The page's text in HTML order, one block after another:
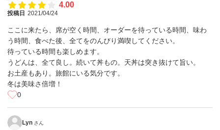
4.00
投稿日 2021/04/24
ここに来たら、席が空く時間、オーダーを待っている時間、味わ
う時間、食べた後、全てをのんびり満喫してください。
待っている時間も楽しめます。
うどんは、全て良し。続いて丼もの。天丼は突き抜けて旨い。
お土産もあり。旅館にいる気分です。
冬は美味さ倍増！
0
Lyn さん